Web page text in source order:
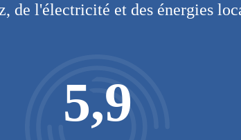
de l'électricité et des énergies
5,9